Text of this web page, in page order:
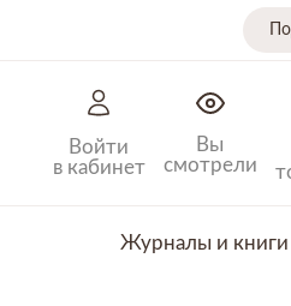
Войти
в кабинет
Вы
смотрели
Журналы и книги